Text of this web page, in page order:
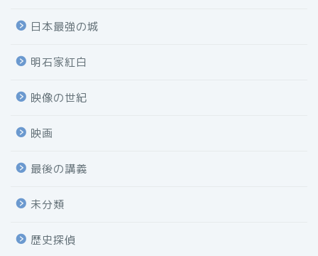
日本最強の城
明石家紅白
映像の世紀
映画
最後の講義
未分類
歴史探偵